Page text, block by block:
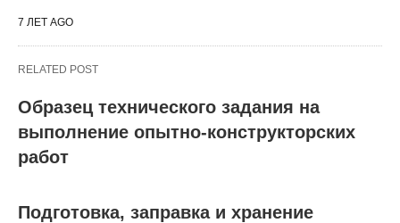
7 ЛЕТ AGO
RELATED POST
Образец технического задания на
выполнение опытно-конструкторских
работ
Подготовка, заправка и хранение